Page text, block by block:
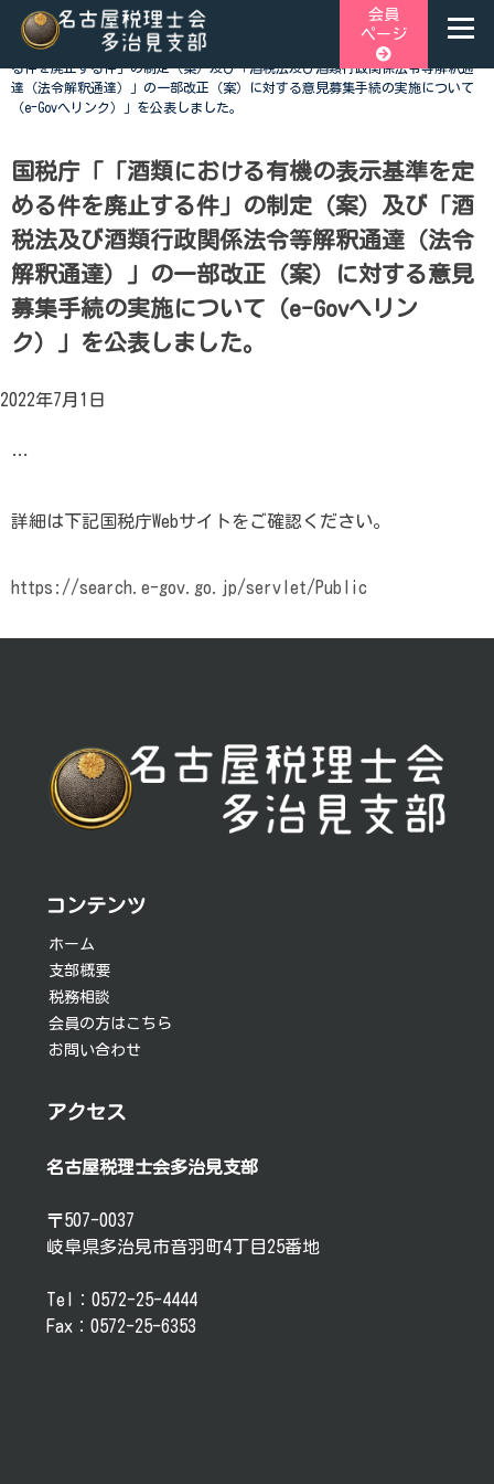
Skip
content
名古屋税理士会多治見支部
名古屋税理士会多治見支部、多治見市、土岐市、瑞浪市、可児
市と可児郡御嵩町の4市1町が所属する税理士会です。地域の皆
育などを行っております。税の無料相談会も実施しておりま
す。お気軽にご連絡ください。
会員
ページ
ホーム> 税関連トピックス>国税庁「「酒類における有機の表示基準を定め
る件を廃止する件」の制定（案）及び「酒税法及び酒類行政関係法令等解釈通
達（法令解釈通達）」の一部改正（案）に対する意見募集手続の実施について
（e-Govへリンク）」を公表しました。
国税庁「「酒類における有機の表示基準を定
める件を廃止する件」の制定（案）及び「酒
税法及び酒類行政関係法令等解釈通達（法令
解釈通達）」の一部改正（案）に対する意見
募集手続の実施について（e-Govへリン
ク）」を公表しました。
2022年7月1日
…
詳細は下記国税庁Webサイトをご確認ください。
https://search.e-gov.go.jp/servlet/Public
コンテンツ
ホーム
支部概要
税務相談
会員の方はこちら
お問い合わせ
アクセス
名古屋税理士会多治見支部
〒507-0037
岐阜県多治見市音羽町4丁目25番地
Tel：0572-25-4444
Fax：0572-25-6353